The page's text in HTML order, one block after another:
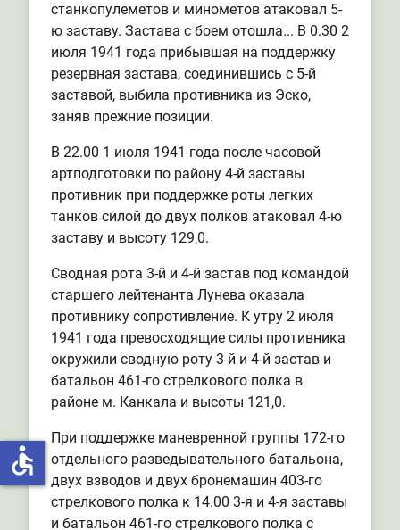
станкопулеметов и минометов атаковал 5-
ю заставу. Застава с боем отошла... В 0.30 2
июля 1941 года прибывшая на поддержку
резервная застава, соединившись с 5-й
заставой, выбила противника из Эско,
заняв прежние позиции.
В 22.00 1 июля 1941 года после часовой
артподготовки по району 4-й заставы
противник при поддержке роты легких
танков силой до двух полков атаковал 4-ю
заставу и высоту 129,0.
Сводная рота 3-й и 4-й застав под командой
старшего лейтенанта Лунева оказала
противнику сопротивление. К утру 2 июля
1941 года превосходящие силы противника
окружили сводную роту 3-й и 4-й застав и
батальон 461-го стрелкового полка в
районе м. Канкала и высоты 121,0.
При поддержке маневренной группы 172-го
отдельного разведывательного батальона,
двух взводов и двух бронемашин 403-го
стрелкового полка к 14.00 3-я и 4-я заставы
и батальон 461-го стрелкового полка с
accessible